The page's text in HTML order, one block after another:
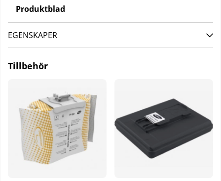
Produktblad
EGENSKAPER
Tillbehör